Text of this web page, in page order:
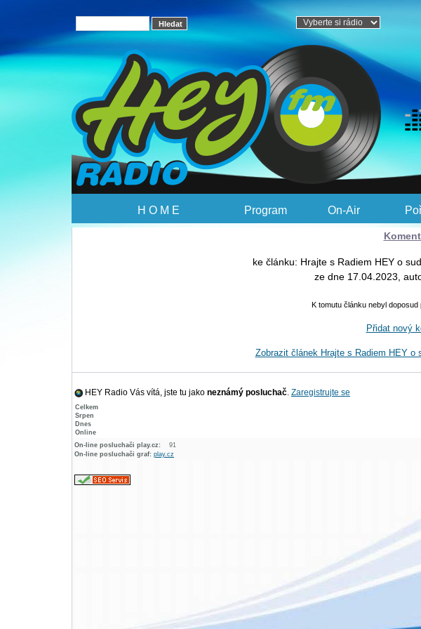
H O M E Program On-Air
ke článku: Hrajte s Radiem HEY o
ze dne 17.04.2023,
K tomutu článku nebyl
Přidat nový
Zobrazit článek Hrajte s Radiem HEY o
HEY Radio Vás vítá, jste tu jako neznámý posluchač. Zaregistrujte se
Celkem
Srpen
Dnes
Online
On-line posluchači play.cz:
91
On-line posluchači graf: play.cz